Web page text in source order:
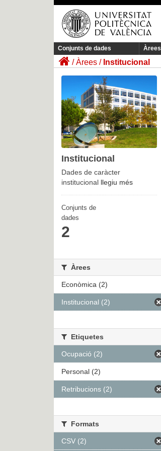
Conjunts de dades Àrees
Àrees Institucional
Institucional
Dades de caràcter
institucional llegiu més
Conjunts de
dades
2
Àrees
Econòmica (2)
Institucional (2)
Etiquetes
Ocupació (2)
Personal (2)
Retribucions (2)
Formats
CSV (2)